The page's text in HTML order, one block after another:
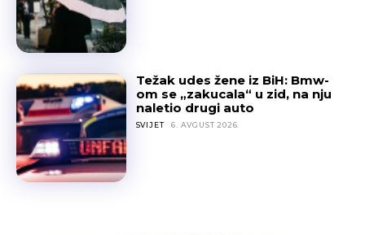
Težak udes žene iz BiH: Bmw-
om se „zakucala“ u zid, na nju
naletio drugi auto
SVIJET 6. AVGUST 2026.